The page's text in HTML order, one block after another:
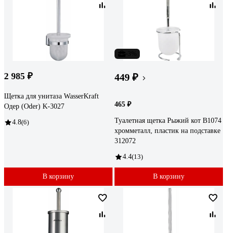
2 985 ₽
Щетка для унитаза WasserKraft
Одер (Oder) K-3027
4.8(6)
В корзину
449 ₽
465 ₽
Туалетная щетка Рыжий кот B1074
хромметалл, пластик на подставке
312072
4.4(13)
В корзину